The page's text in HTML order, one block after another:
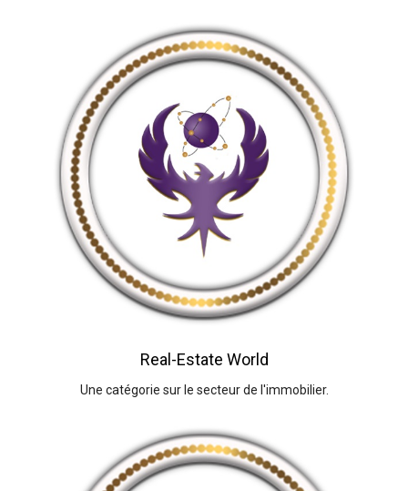
Real-Estate World
Une catégorie sur le secteur de l'immobilier.